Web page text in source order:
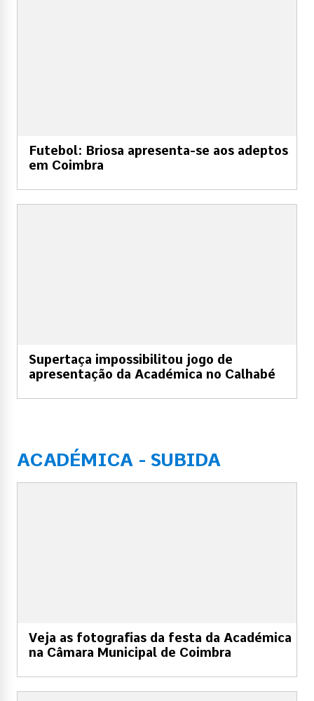
Futebol: Briosa apresenta-se aos adeptos
em Coimbra
Supertaça impossibilitou jogo de
apresentação da Académica no Calhabé
ACADÉMICA - SUBIDA
Veja as fotografias da festa da Académica
na Câmara Municipal de Coimbra